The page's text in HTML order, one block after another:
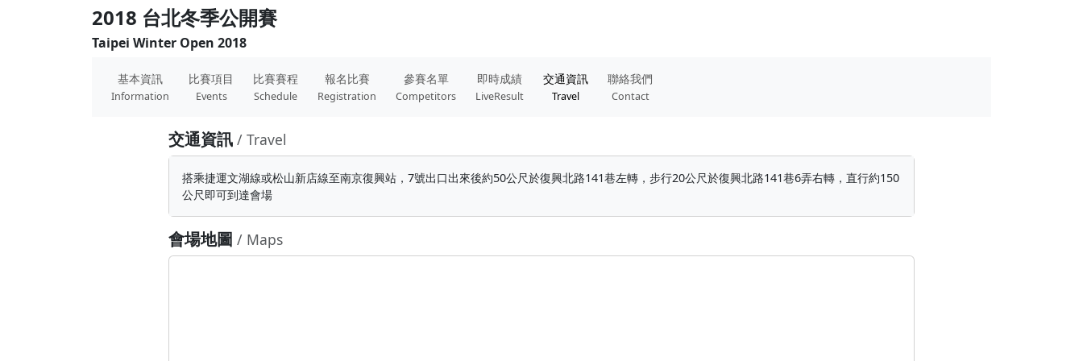
2018 台北冬季公開賽
Taipei Winter Open 2018
基本資訊
Information
比賽項目
Events
比賽賽程
Schedule
報名比賽
Registration
參賽名單
Competitors
即時成績
LiveResult
交通資訊
Travel
聯絡我們
Contact
交通資訊 / Travel
搭乘捷運文湖線或松山新店線至南京復興站，7號出口出來後約50公尺於復興北路141巷左轉，步行20公尺於復興北路141巷6弄右轉，直行約150
公尺即可到達會場
會場地圖 / Maps